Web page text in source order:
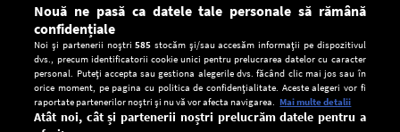
Descarcă gratuit aplicaţia Europa FM pentru smartphone:
Nouă ne pasă ca datele tale personale să rămână
confidențiale
Noi și partenerii noștri585 stocăm și/sau accesăm informații pe dispozitivul
dvs., precum identificatorii cookie unici pentru prelucrarea datelor cu caracter
personal. Puteți accepta sau gestiona alegerile dvs. făcând clic mai jos sau în
orice moment, pe pagina cu politica de confidențialitate. Aceste alegeri vor fi
raportate partenerilor noștri și nu vă vor afecta navigarea. Mai multe detalii
Atât noi, cât și partenerii noștri prelucrăm datele pentru a